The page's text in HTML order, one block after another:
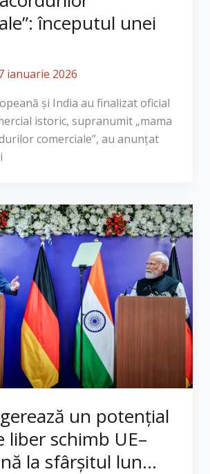
începutul unei
ianuarie 2026
și India au finalizat oficial
istoric, supranumit „mama
comerciale”, au anunțat
un potențial
liber schimb UE–
la sfârșitul lun...